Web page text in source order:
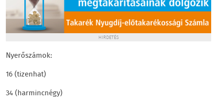
HIRDETÉS
Nyerőszámok:
16 (tizenhat)
34 (harmincnégy)